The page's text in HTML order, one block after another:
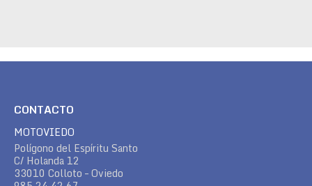
CONTACTO
MOTOVIEDO
Polígono del Espíritu Santo
C/ Holanda 12
33010 Colloto – Oviedo